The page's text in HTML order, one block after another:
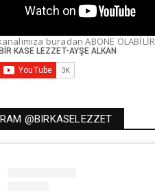
buradan ABONE
@BIRKASELEZZET